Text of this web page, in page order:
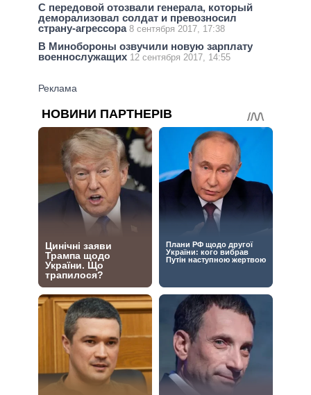
С передовой отозвали генерала, который
деморализовал солдат и превозносил
страну-агрессора 8 сентября 2017, 17:38
В Минобороны озвучили новую зарплату
военнослужащих 12 сентября 2017, 14:55